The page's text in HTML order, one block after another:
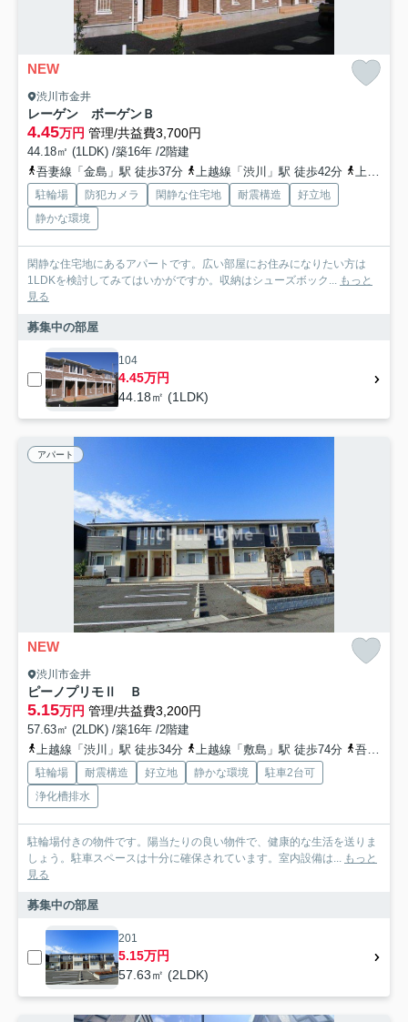
NEW
渋川市金井
レーゲン ボーゲンＢ
4.45万円 管理/共益費3,700円
44.18㎡ (1LDK) /築16年 /2階建
吾妻線「金島」駅 徒歩37分
上越線「渋川」駅 徒歩42分 上越線「敷島」駅 徒歩73分
駐輪場 防犯カメラ 閑静な住宅地 耐震構造
好立地
静かな環境
閑静な住宅地にあるアパートです。広い部屋にお住みになりたい方は
1LDKを検討してみてはいかがですか。収納はシューズボック... もっと
見る
募集中の部屋
104
4.45万円
44.18㎡ (1LDK)
アパート
NEW
渋川市金井
ピーノプリモⅡ Ｂ
5.15万円 管理/共益費3,200円
57.63㎡ (2LDK) /築16年 /2階建
上越線「渋川」駅 徒歩34分
上越線「敷島」駅 徒歩74分 吾妻線「金島」駅 徒歩39分
駐輪場 耐震構造 好立地 静かな環境
駐車2台可
浄化槽排水
駐輪場付きの物件です。陽当たりの良い物件で、健康的な生活を送りま
しょう。駐車スペースは十分に確保されています。室内設備は... もっと
見る
募集中の部屋
201
5.15万円
57.63㎡ (2LDK)